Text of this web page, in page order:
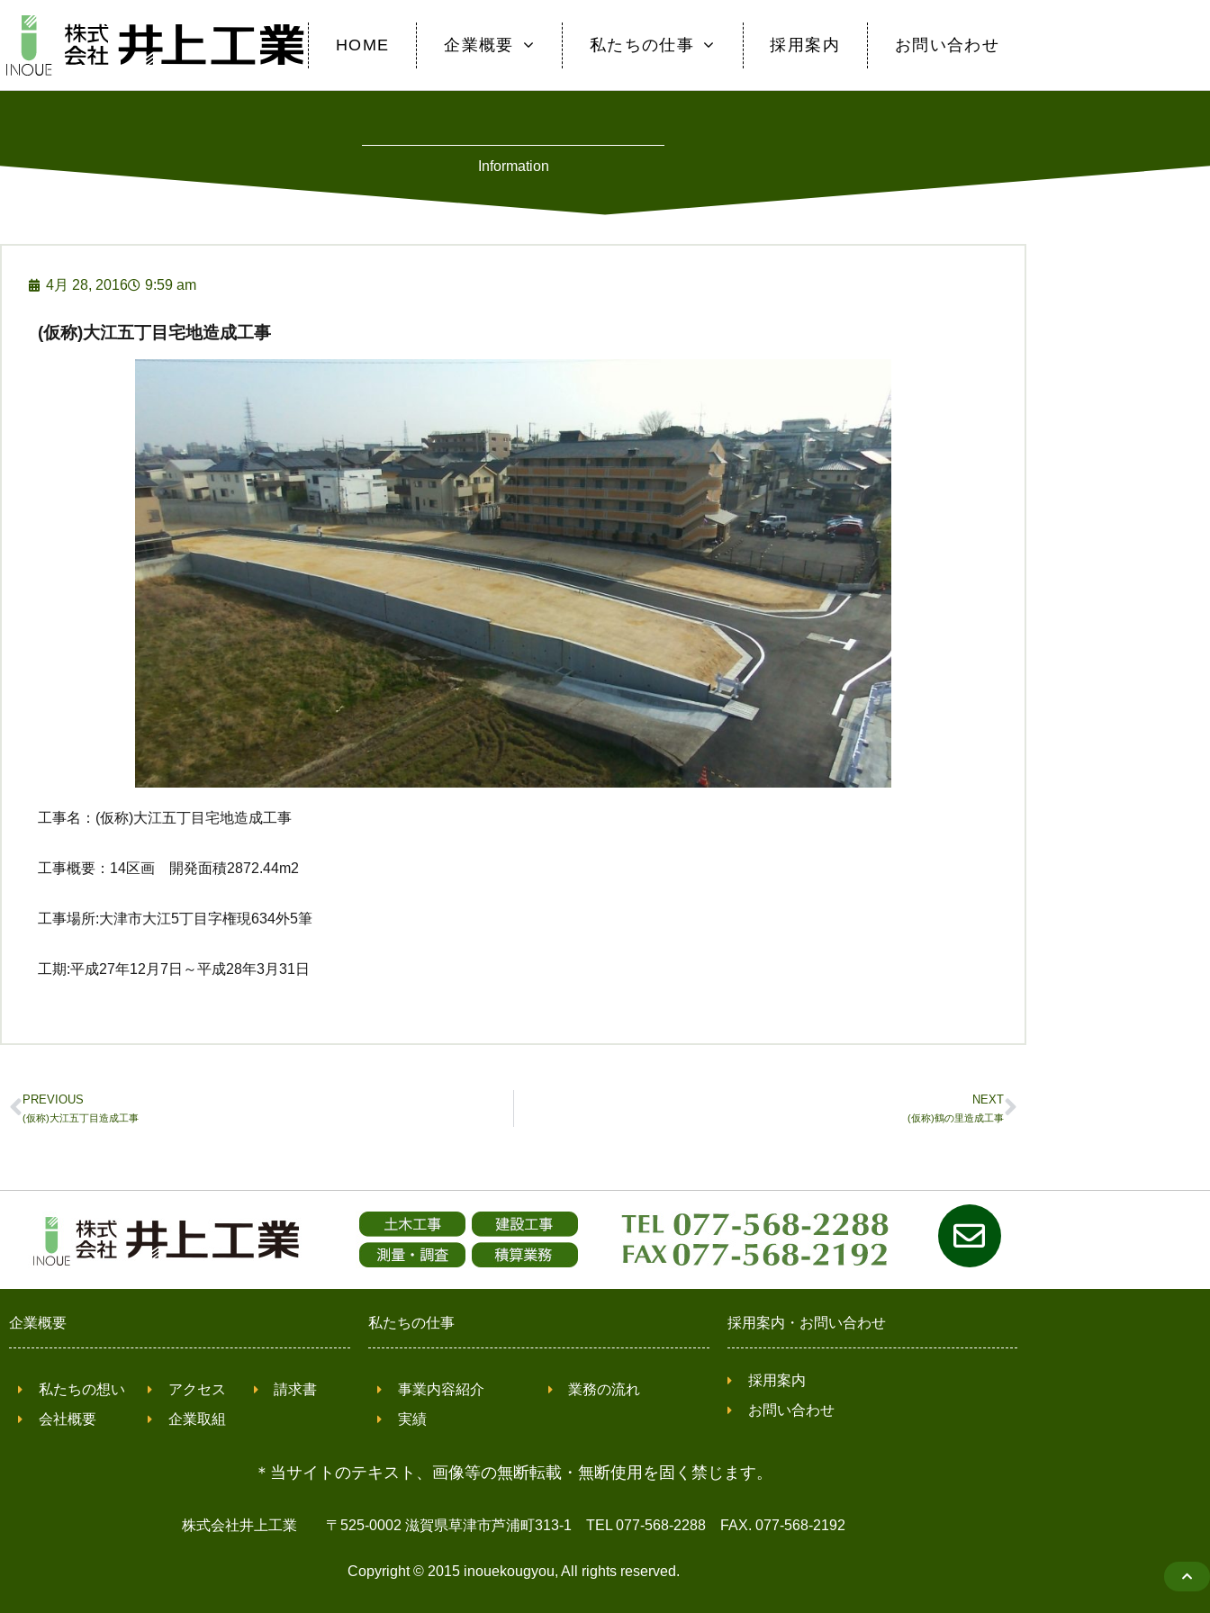
HOME 企業概要 私たちの仕事 採用案内 お問い合わせ
Information
4月 28, 2016 9:59 am
(仮称)大江五丁目宅地造成工事
工事名：(仮称)大江五丁目宅地造成工事
工事概要：14区画 開発面積2872.44m2
工事場所:大津市大江5丁目字権現634外5筆
工期:平成27年12月7日～平成28年3月31日
PREVIOUS
(仮称)大江五丁目造成工事
NEXT
(仮称)鶴の里造成工事
企業概要
私たちの想い
会社概要
アクセス
企業取組
請求書
私たちの仕事
事業内容紹介
実績
業務の流れ
採用案内・お問い合わせ
採用案内
お問い合わせ
＊当サイトのテキスト、画像等の無断転載・無断使用を固く禁じます。
株式会社井上工業 〒525-0002 滋賀県草津市芦浦町313-1 TEL 077-568-2288 FAX. 077-568-2192
Copyright © 2015 inouekougyou, All rights reserved.